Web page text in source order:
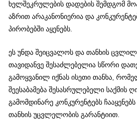
ხელშეკრულების დადების შემდგომ
აზრით არაკანონიერია და
პირობებში აყენებს.
ეს უნდა შეიცვალოს და თანხის
თავიდანვე შესაძლებელია სწორი
გამოყვანილ იქნას ისეთი თანხა,
შეესაბამება შესასრულებელი საქმის
გამომდინარე კონკურენტებს
თანხის უცვლელობის გარანტიით.